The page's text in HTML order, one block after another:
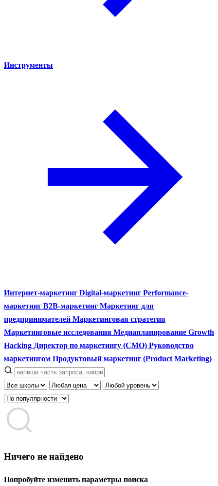
Инструменты
Интернет-маркетинг Digital-маркетинг Performance-
маркетинг B2B-маркетинг Маркетинг для
предпринимателей Маркетинговая стратегия
Маркетинговые исследования Медиапланирование Growth
Hacking Директор по маркетингу (CMO) Руководство
маркетингом Продуктовый маркетинг (Product Marketing)
Ничего не найдено
Попробуйте изменить параметры поиска